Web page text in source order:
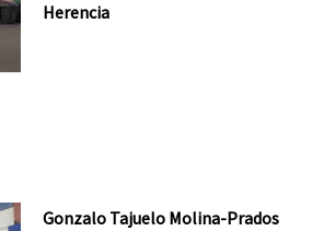
Herencia
Gonzalo Tajuelo Molina-Prados